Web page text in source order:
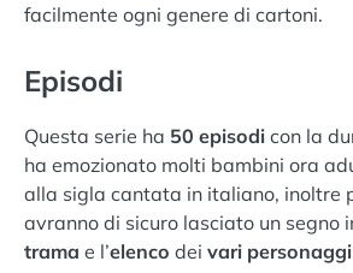
facilmente ogni genere di cartoni.
Episodi
Questa serie ha 50 episodi con la
ha emozionato molti bambini ora
alla sigla cantata in italiano, inoltre
avranno di sicuro lasciato un segno
trama e l’elenco dei vari personaggi